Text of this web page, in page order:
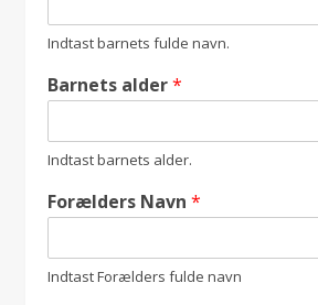
Indtast barnets fulde navn.
Barnets alder*
Indtast barnets alder.
Forælders Navn *
Indtast Forælders fulde navn